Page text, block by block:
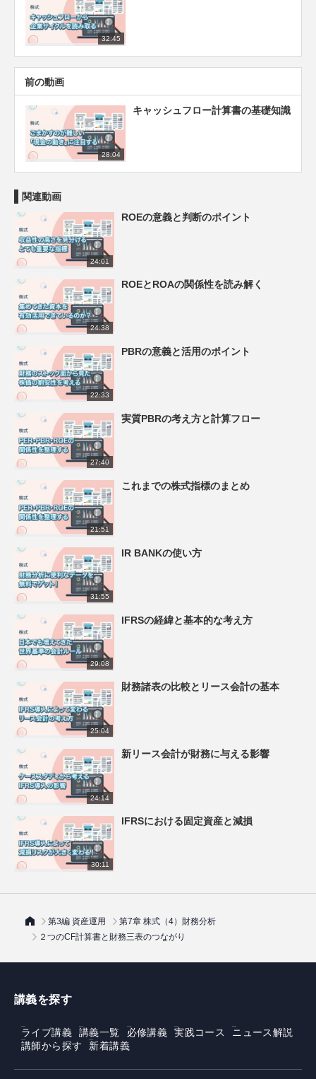
32:45
前の動画
28:04
キャッシュフロー計算書の基礎知識
関連動画
24:01
ROEの意義と判断のポイント
24:38
ROEとROAの関係性を読み解く
22:33
PBRの意義と活用のポイント
27:40
実質PBRの考え方と計算フロー
21:51
これまでの株式指標のまとめ
31:55
IR BANKの使い方
29:08
IFRSの経緯と基本的な考え方
25:04
財務諸表の比較とリース会計の基本
24:14
新リース会計が財務に与える影響
30:11
IFRSにおける固定資産と減損
第3編 資産運用
第7章 株式（4）財務分析
２つのCF計算書と財務三表のつながり
講義を探す
ライブ講義 講義一覧 必修講義 実践コース
ニュース解説
講師から探す
新着講義